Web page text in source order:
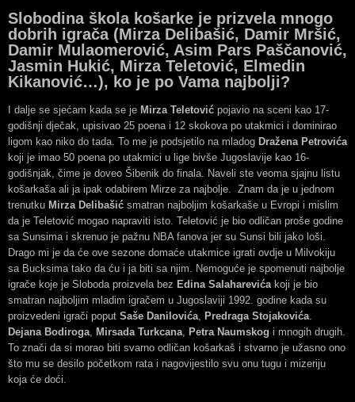
Slobodina škola košarke je prizvela mnogo
dobrih igrača (Mirza Delibašić, Damir Mršić,
Damir Mulaomerović, Asim Pars Paščanović,
Jasmin Hukić, Mirza Teletović, Elmedin
Kikanović…), ko je po Vama najbolji?
I dalje se sjećam kada se je Mirza Teletović pojavio na sceni kao 17-
godišnji dječak, upisivao 25 poena i 12 skokova po utakmici i dominirao
ligom kao niko do tada. To me je podsjetilo na mladog Dražena Petrovića
koji je imao 50 poena po utakmici u lige bivše Jugoslavije kao 16-
godišnjak, čime je doveo Šibenik do finala. Naveli ste veoma sjajnu listu
košarkaša ali ja ipak odabirem Mirze za najbolje. Znam da je u jednom
trenutku Mirza Delibašić smatran najboljim košarkaše u Evropi i mislim
da je Teletović mogao napraviti isto. Teletović je bio odličan proše godine
sa Sunsima i skrenuo je pažnu NBA fanova jer su Sunsi bili jako loši.
Drago mi je da će ove sezone domaće utakmice igrati ovdje u Milvokiju
sa Bucksima tako da ću i ja biti sa njim. Nemoguće je spomenuti najbolje
igrače koje je Sloboda proizvela bez Edina Salaharevićakoji je bio
smatran najboljim mladim igračem u Jugoslaviji 1992. godine kada su
proizvedeni igrači poput Saše Danilovića, Predraga Stojakovića.
Dejana Bodiroga, Mirsada Turkcana, Petra Naumskog i mnogih drugih.
To znači da si morao biti svarno odličan košarkaš i stvarno je užasno ono
što mu se desilo početkom rata i nagovijestilo svu onu tugu i mizeriju
koja će doći.